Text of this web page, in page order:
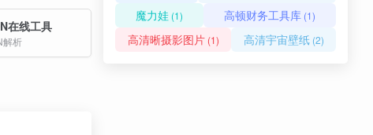
在线工具
解析
魔力娃 (1) 高顿财务工具库 (1)
高清晰摄影图片(1) 高清宇宙壁纸(2)